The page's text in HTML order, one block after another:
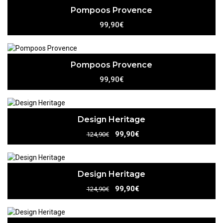
Pompoos Provence
99,90€
Pompoos Provence
99,90€
Design Heritage
124,90€ 99,90€
Design Heritage
124,90€ 99,90€